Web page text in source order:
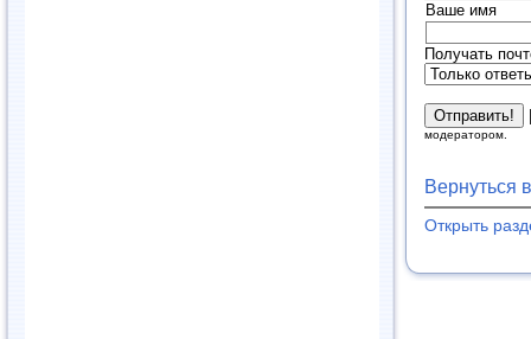
Ваше имя
Получать
модератором.
Вернуться
Открыть